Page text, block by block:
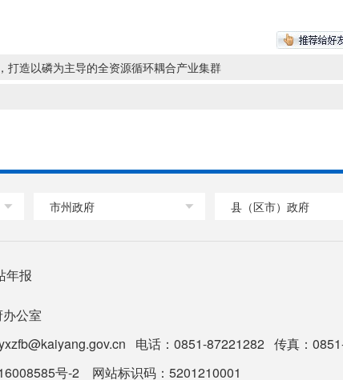
打造以磷为主导的全资源循环耦合产业集群
市州政府 县（区市）政府
年报
公室
电话：0851-87221282 传真：
号-2 网站标识码：5201210001